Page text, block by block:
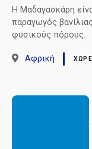
Η Μαδαγασκάρη
παραγωγός
φυσικούς πόρους.
Αφρική